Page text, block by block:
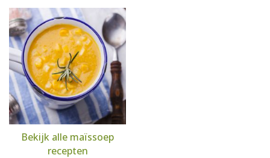
Bekijk alle maïssoep
recepten